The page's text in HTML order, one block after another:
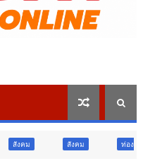
ท่องเที่ยว ท่องเที่ยว